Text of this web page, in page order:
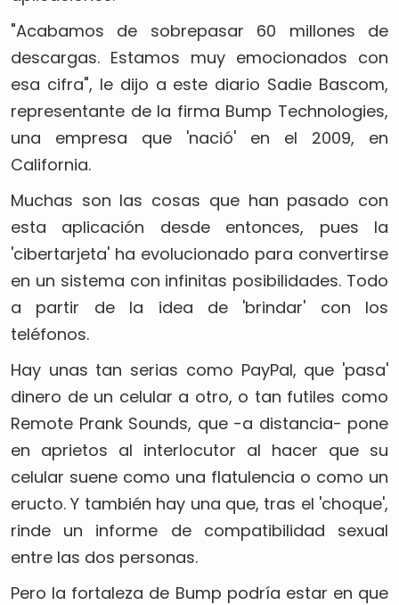
"Acabamos de sobrepasar 60 millones de
descargas. Estamos muy emocionados con
esa cifra", le dijo a este diario Sadie Bascom,
representante de la firma Bump Technologies,
una empresa que 'nació' en el 2009, en
California.
Muchas son las cosas que han pasado con
esta aplicación desde entonces, pues la
'cibertarjeta' ha evolucionado para convertirse
en un sistema con infinitas posibilidades. Todo
a partir de la idea de 'brindar' con los
teléfonos.
Hay unas tan serias como PayPal, que 'pasa'
dinero de un celular a otro, o tan futiles como
Remote Prank Sounds, que -a distancia- pone
en aprietos al interlocutor al hacer que su
celular suene como una flatulencia o como un
eructo. Y también hay una que, tras el 'choque',
rinde un informe de compatibilidad sexual
entre las dos personas.
Pero la fortaleza de Bump podría estar en que